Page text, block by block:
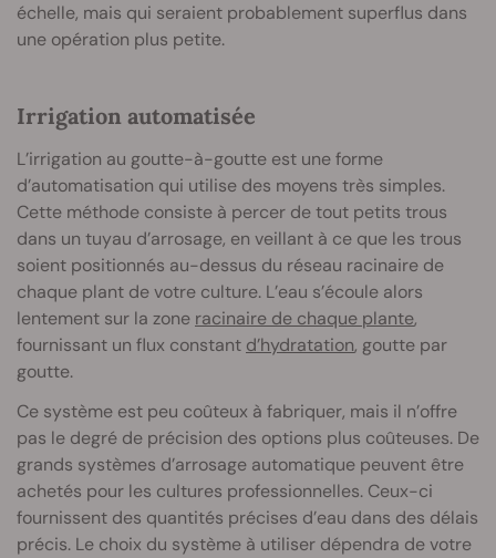
échelle, mais qui seraient probablement superflus dans
une opération plus petite.
Irrigation automatisée
L’irrigation au goutte-à-goutte est une forme
d’automatisation qui utilise des moyens très simples.
Cette méthode consiste à percer de tout petits trous
dans un tuyau d’arrosage, en veillant à ce que les trous
soient positionnés au-dessus du réseau racinaire de
chaque plant de votre culture. L’eau s’écoule alors
lentement sur la zone racinaire de chaque plante,
fournissant un flux constant d’hydratation, goutte par
goutte.
Ce système est peu coûteux à fabriquer, mais il n’offre
pas le degré de précision des options plus coûteuses. De
grands systèmes d’arrosage automatique peuvent être
achetés pour les cultures professionnelles. Ceux-ci
fournissent des quantités précises d’eau dans des délais
précis. Le choix du système à utiliser dépendra de votre